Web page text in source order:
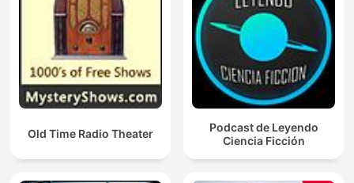
Old Time Radio Theater
Podcast de Leyendo
Ciencia Ficción